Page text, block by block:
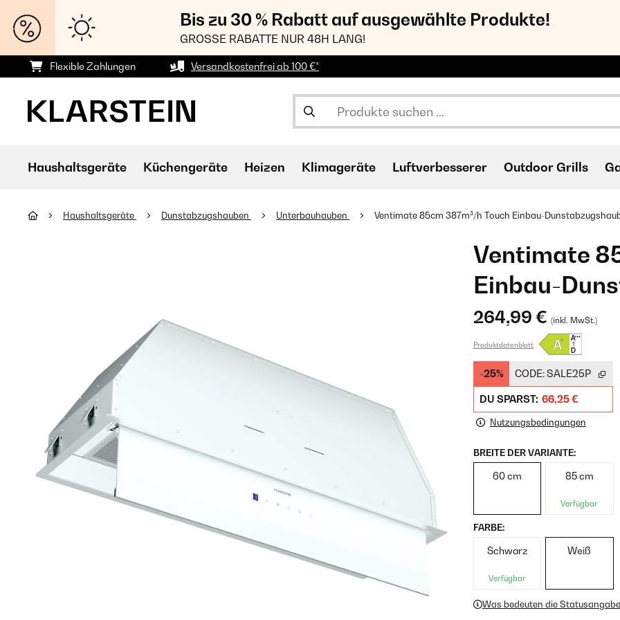
Bis zu 30 % Rabatt auf ausgewählte Produkte!
GROSSE RABATTE NUR 48H LANG!
Flexible Zahlungen Versandkostenfrei ab 100 €*
Haushaltsgeräte Küchengeräte Heizen Klimageräte Luftverbesserer Outdoor Grills
Haushaltsgeräte Dunstabzugshauben Unterbauhauben Ventimate 85cm 387m³/h Touch Einbau-
Ventimate
Einbau-
264,99 € (inkl. MwSt.)
Produktdatenblatt
-25% CODE:SALE25P
DU SPARST: 66,25 €
Nutzungsbedingungen
BREITE DER VARIANTE:
60 cm 85 cm
Verfügbar
FARBE:
Schwarz
Verfügbar
Weiß
Was bedeuten die